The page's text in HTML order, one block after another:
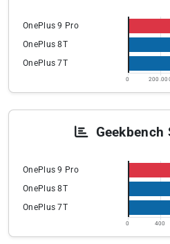
OnePlus 9 Pro
OnePlus 8T
OnePlus 7T
0
Geekbench
OnePlus 9 Pro
OnePlus 8T
OnePlus 7T
0 400